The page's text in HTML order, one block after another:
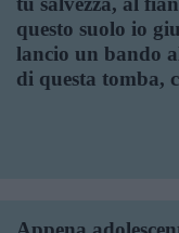
questo suolo io
lancio un bando
di questa tomba,